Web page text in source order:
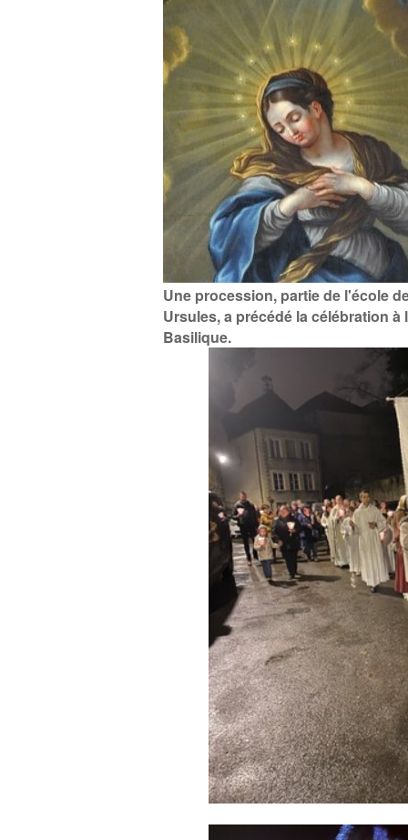
Une procession, partie de l'école
Ursules, a précédé la célébration à
Basilique.